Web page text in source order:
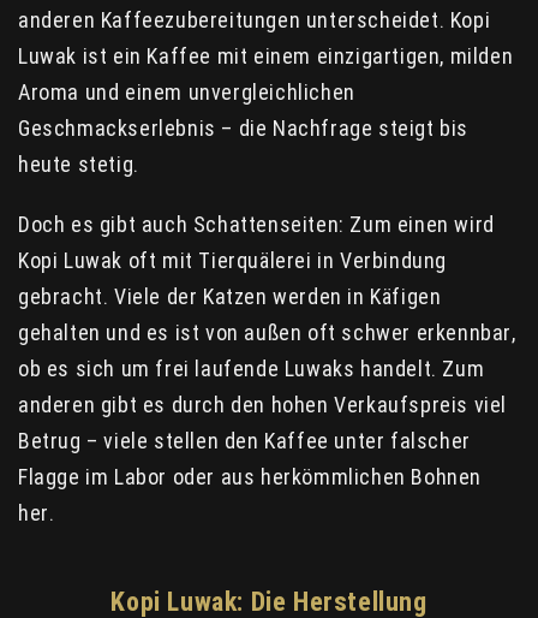
anderen Kaffeezubereitungen unterscheidet. Kopi
Luwak ist ein Kaffee mit einem einzigartigen, milden
Aroma und einem unvergleichlichen
Geschmackserlebnis – die Nachfrage steigt bis
heute stetig.
Doch es gibt auch Schattenseiten: Zum einen wird
Kopi Luwak oft mit Tierquälerei in Verbindung
gebracht. Viele der Katzen werden in Käfigen
gehalten und es ist von außen oft schwer erkennbar,
ob es sich um frei laufende Luwaks handelt. Zum
anderen gibt es durch den hohen Verkaufspreis viel
Betrug – viele stellen den Kaffee unter falscher
Flagge im Labor oder aus herkömmlichen Bohnen
her.
Kopi Luwak: Die Herstellung